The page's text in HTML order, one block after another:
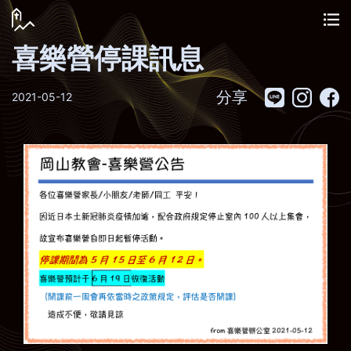
喜樂營停課訊息
2021-05-12 分享